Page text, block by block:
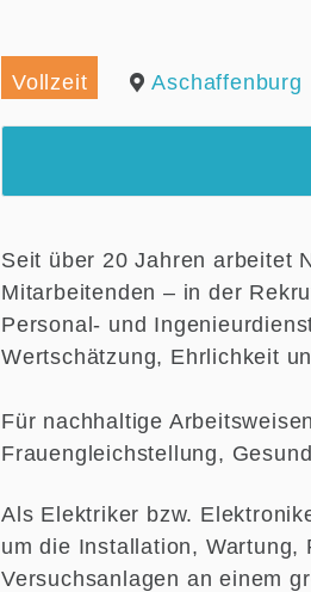
Vollzeit Aschaffenburg
Seit über 20 Jahren arbeitet
Mitarbeitenden – in der
Personal- und
Wertschätzung, Ehrlichkeit
Für nachhaltige
Frauengleichstellung,
Als Elektriker bzw.
um die Installation, Wartung,
Versuchs­anlagen an einem